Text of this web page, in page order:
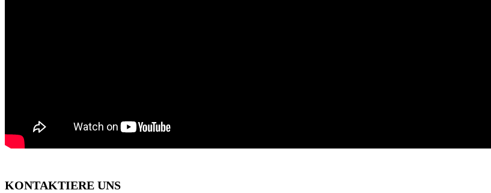
KONTAKTIERE UNS